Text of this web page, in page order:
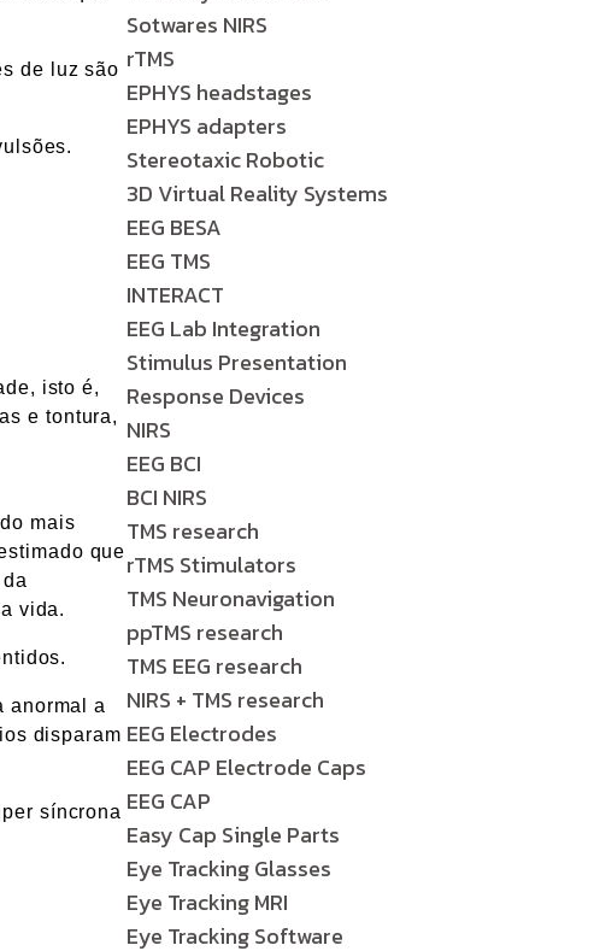
de luz são
isto é,
e tontura,
mais
que
vida.
anormal a
disparam
síncrona
Sotwares NIRS
rTMS
EPHYS headstages
EPHYS adapters
Stereotaxic Robotic
3D Virtual Reality Systems
EEG BESA
EEG TMS
INTERACT
EEG Lab Integration
Stimulus Presentation
Response Devices
NIRS
EEG BCI
BCI NIRS
TMS research
rTMS Stimulators
TMS Neuronavigation
ppTMS research
TMS EEG research
NIRS + TMS research
EEG Electrodes
EEG CAP Electrode Caps
EEG CAP
Easy Cap Single Parts
Eye Tracking Glasses
Eye Tracking MRI
Eye Tracking Software